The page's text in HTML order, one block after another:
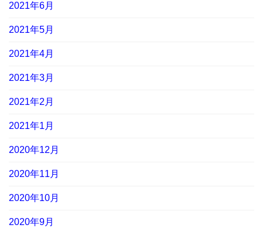
2021年6月
2021年5月
2021年4月
2021年3月
2021年2月
2021年1月
2020年12月
2020年11月
2020年10月
2020年9月